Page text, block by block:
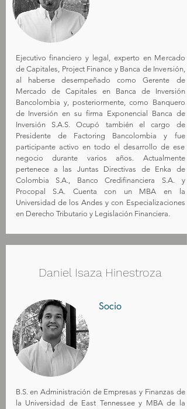
Ejecutivo financiero y legal, experto en Mercado
de Capitales, Project Finance y Banca de Inversión,
al haberse desempeñado como Gerente de
Mercado de Capitales en Banca de Inversión
Bancolombia y, posteriormente, como Banquero
de Inversión en su firma Exponencial Banca de
Inversión S.A.S. Ocupó también el cargo de
Presidente de Factoring Bancolombia y fue
participante activo en todo el desarrollo de ese
negocio durante varios años. Actualmente
pertenece a las Juntas Directivas de Enka de
Colombia S.A., Banco Credifinanciera S.A. y
Procopal S.A. Cuenta con un MBA en la
Universidad de los Andes y con Especializaciones
en Derecho Tributario y Legislación Financiera.
Daniel Isaza Hinestroza
Socio
B.S. en Administración de Empresas y Finanzas de
la Universidad de East Tennessee y MBA de la